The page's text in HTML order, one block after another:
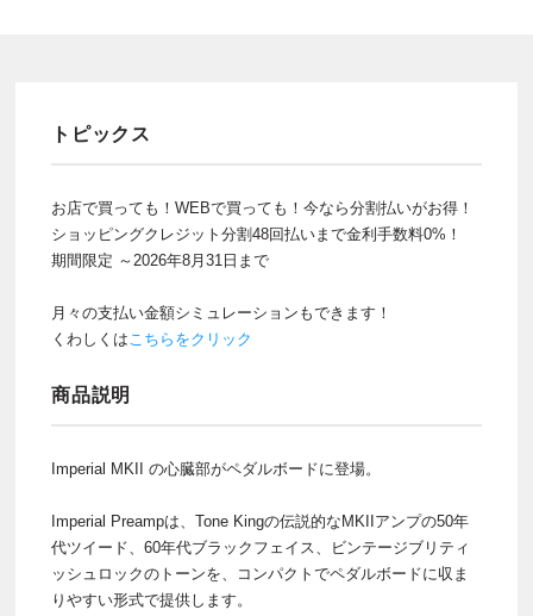
トピックス
お店で買っても！WEBで買っても！今なら分割払いがお得！
ショッピングクレジット分割48回払いまで金利手数料0%！
期間限定 ～2026年8月31日まで
月々の支払い金額シミュレーションもできます！
くわしくはこちらをクリック
商品説明
Imperial MKII の心臓部がペダルボードに登場。
Imperial Preampは、Tone Kingの伝説的なMKIIアンプの50年
代ツイード、60年代ブラックフェイス、ビンテージブリティ
ッシュロックのトーンを、コンパクトでペダルボードに収ま
りやすい形式で提供します。